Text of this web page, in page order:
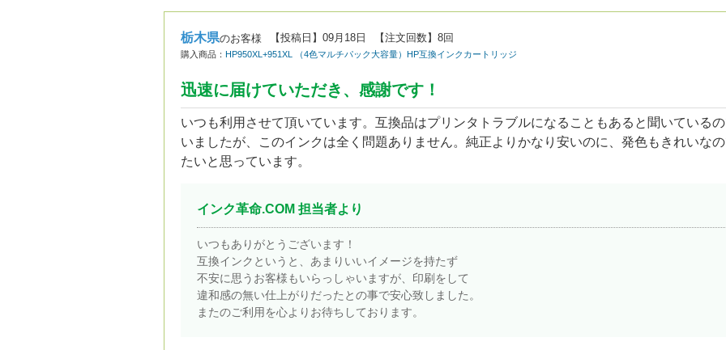
栃木県のお客様 【投稿日】 09月18日 【注文回数】 8回
購入商品： HP950XL+951XL （4色マルチパック大容量）HP互換インクカートリッジ
迅速に届けていただき、感謝です！
いつも利用させて頂いています。互換品はプリンタトラブルになることもあると聞いている
いましたが、このインクは全く問題ありません。純正よりかなり安いのに、発色もきれいな
たいと思っています。
インク革命.COM 担当者より
いつもありがとうございます！
互換インクというと、あまりいいイメージを持たず
不安に思うお客様もいらっしゃいますが、印刷をして
違和感の無い仕上がりだったとの事で安心致しました。
またのご利用を心よりお待ちしております。